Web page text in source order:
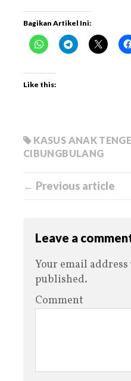
Bagikan Artikel Ini:
Like this:
KASUS ANAK
CIBUNGBULANG
← Previous article
Leave a
Your email
published.
Comment